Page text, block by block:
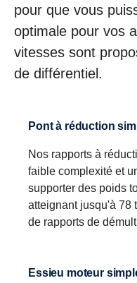
pour que vous
optimale pour vos
vitesses sont
de différentiel.
Pont à réduction
Nos rapports à
faible complexité et
supporter des poids
atteignant jusqu'à 78
de rapports de
Essieu moteur simple à réducteur dans les